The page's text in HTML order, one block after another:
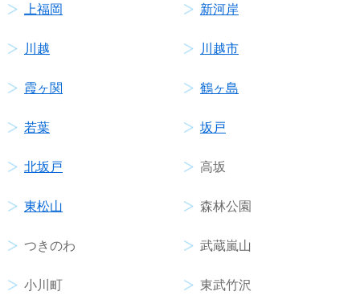
上福岡 新河岸
川越 川越市
霞ヶ関 鶴ヶ島
若葉 坂戸
北坂戸 高坂
東松山 森林公園
つきのわ 武蔵嵐山
小川町 東武竹沢